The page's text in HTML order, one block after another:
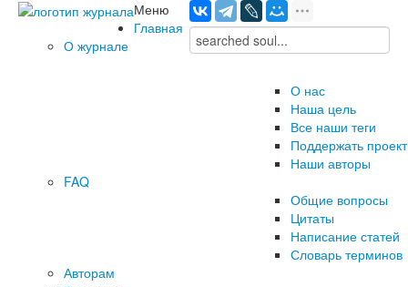
Меню
Главная
О журнале
О нас
Наша цель
Все наши теги
Поддержать проект
Наши авторы
FAQ
Общие вопросы
Цитаты
Написание статей
Словарь терминов
Авторам